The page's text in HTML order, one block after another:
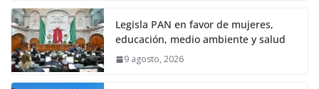
Legisla PAN en favor de mujeres,
educación, medio ambiente y salud
9 agosto, 2026